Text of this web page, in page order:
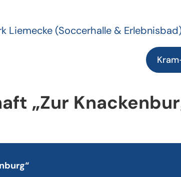
Liemecke (Soccerhalle &
„Zur